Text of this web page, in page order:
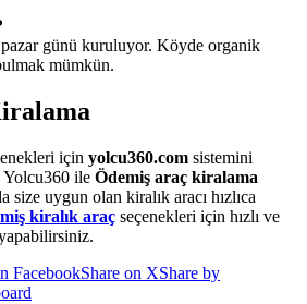
günü kuruluyor. Köyde organik
mümkün.
için yolcu360.com sistemini
ile Ödemiş araç kiralama
size uygun olan kiralık aracı hızlıca
kiralık araç seçenekleri için hızlı ve
FacebookShare on XShare by